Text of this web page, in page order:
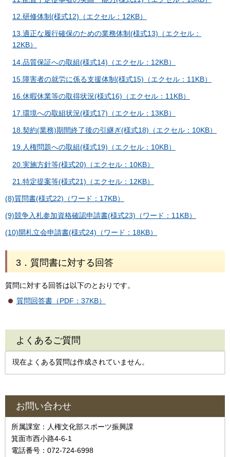
12.研修体制(様式12)（エクセル：12KB）
13.適正な履行確保のための業務体制(様式13)（エクセル：
12KB）
14.品質保証への取組(様式14)（エクセル：12KB）
15.障害者の就労に係る支援体制(様式15)（エクセル：11KB）
16.休暇休業等の取得状況(様式16)（エクセル：11KB）
17.環境への取組状況(様式17)（エクセル：13KB）
18.契約(業務)期間終了後の引継ぎ(様式18)（エクセル：10KB）
19.人権問題への取組(様式19)（エクセル：10KB）
20.実施方針等(様式20)（エクセル：10KB）
21.特定提案等(様式21)（エクセル：12KB）
(8)質問書(様式22)（ワード：17KB）
(9)競争入札参加資格確認申請書(様式23)（ワード：11KB）
(10)開札立会申請書(様式24)（ワード：18KB）
3．質問書に対する回答
質問に対する回答は以下のとおりです。
質問回答書（PDF：37KB）
よくあるご質問
現在よくある質問は作成されていません。
お問い合わせ
所属課室：人権文化部スポーツ振興課
箕面市西小路4-6-1
電話番号：072-724-6998